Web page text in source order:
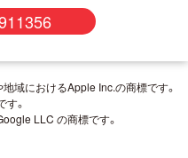
域におけるApple Inc.の商標です。
。
LLC の商標です。